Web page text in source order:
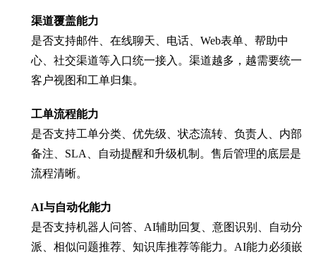
渠道覆盖能力
是否支持邮件、在线聊天、电话、Web表单、帮助中
心、社交渠道等入口统一接入。渠道越多，越需要统一
客户视图和工单归集。
工单流程能力
是否支持工单分类、优先级、状态流转、负责人、内部
备注、SLA、自动提醒和升级机制。售后管理的底层是
流程清晰。
AI与自动化能力
是否支持机器人问答、AI辅助回复、意图识别、自动分
派、相似问题推荐、知识库推荐等能力。AI能力必须嵌